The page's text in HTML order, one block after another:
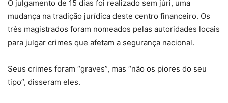
O julgamento de 15 dias foi realizado sem júri, uma
mudança na tradição jurídica deste centro financeiro. Os
três magistrados foram nomeados pelas autoridades locais
para julgar crimes que afetam a segurança nacional.
Seus crimes foram “graves”, mas “não os piores do seu
tipo”, disseram eles.